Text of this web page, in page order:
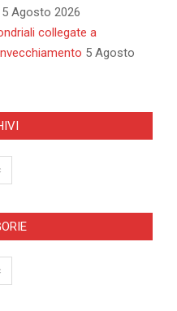
5 Agosto 2026
collegate a
5 Agosto